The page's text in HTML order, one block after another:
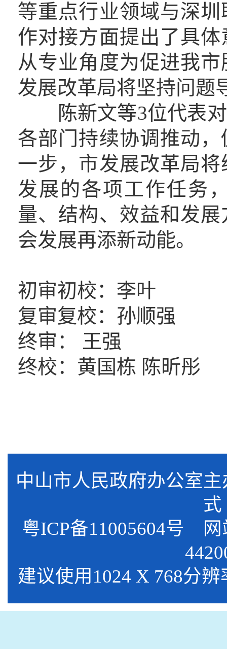
等重点行业领域与深
作对接方面提出了具
从专业角度为促进我
发展改革局将坚持问题
陈新文等3位代表对
各部门持续协调推动
一步，市发展改革局
发展的各项工作任务
量、结构、效益和发
会发展再添新动能。
初审初校：李叶
复审复校：孙顺强
终审： 王强
终校：黄国栋 陈昕彤
中山市人民政府办公
式
粤ICP备11005604号 网
建议使用1024 X 768分